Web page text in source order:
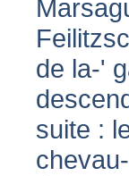
de la-'
suite :